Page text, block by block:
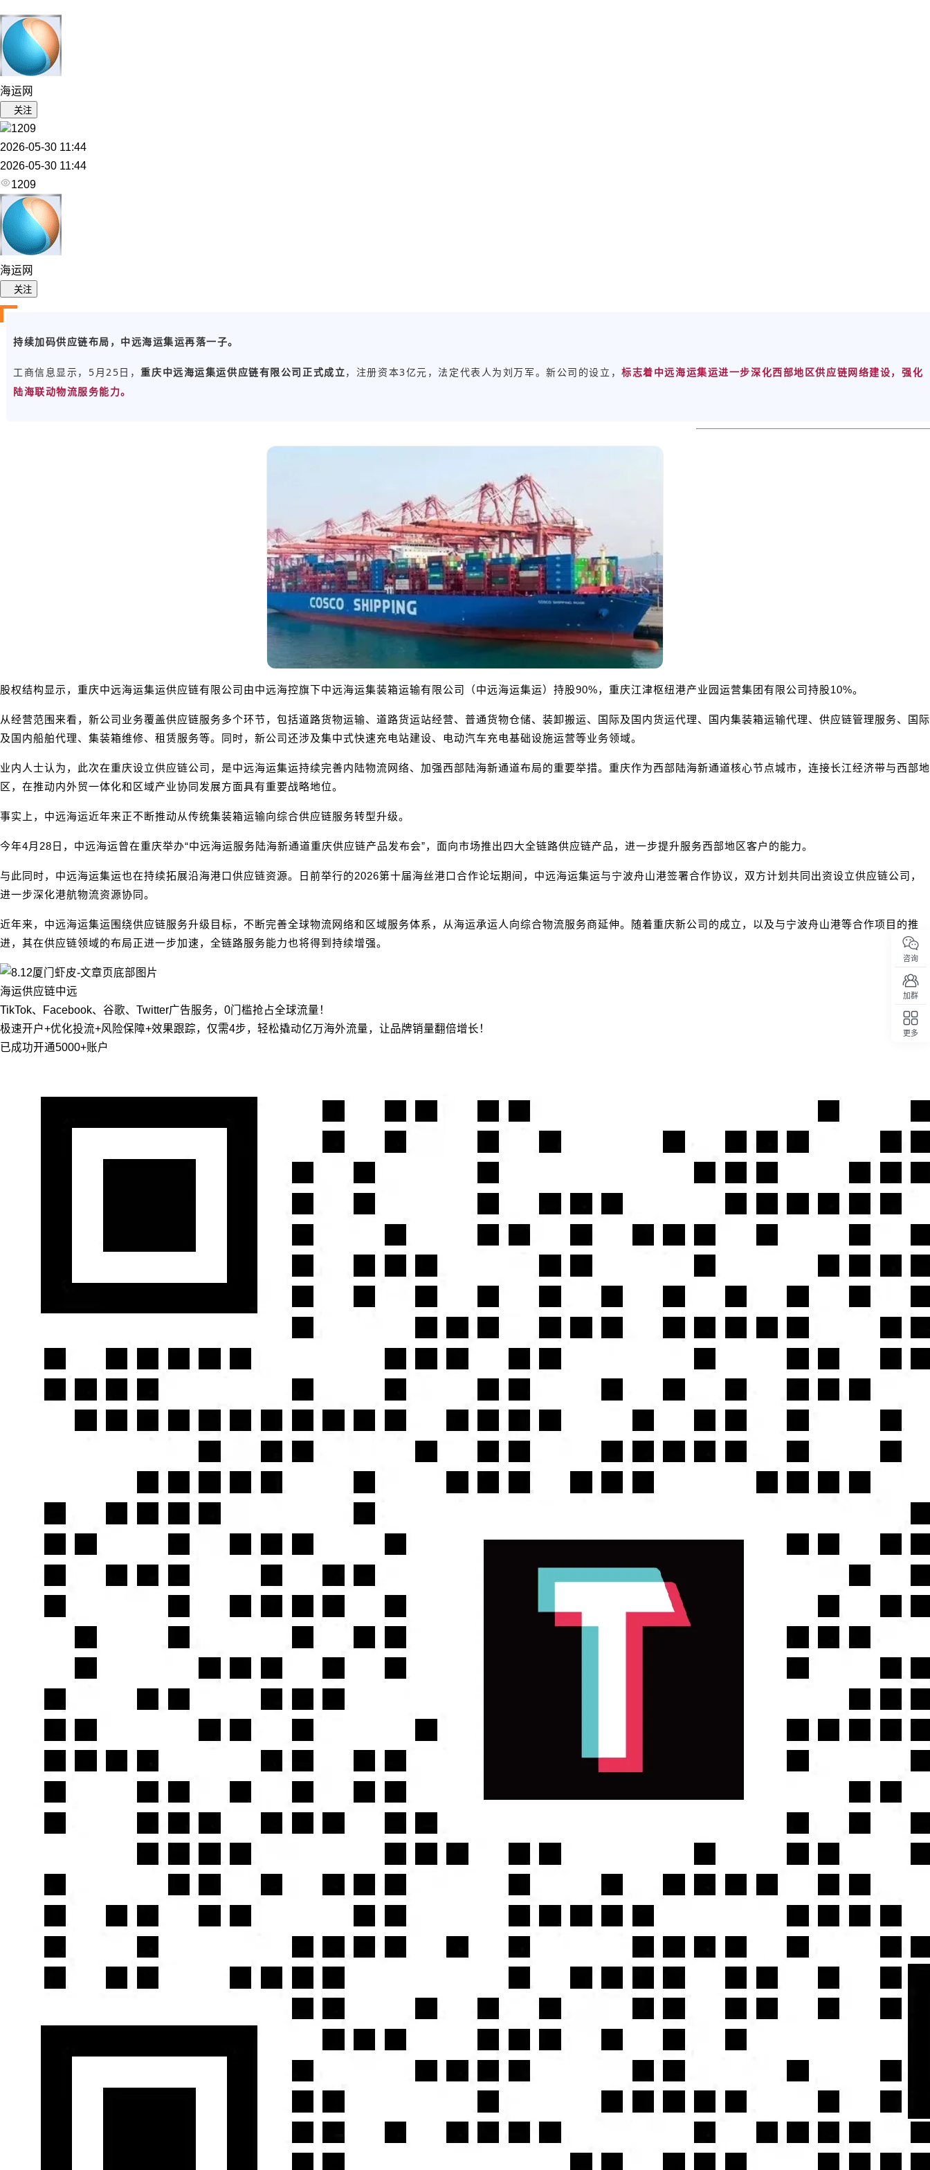
海运网
关注
1209
2026-05-30 11:44
2026-05-30 11:44
1209
海运网
关注
持续加码供应链布局，中远海运集运再落一子。
工商信息显示，5月25日，重庆中远海运集运供应链有限公司正式成立，注册资本3亿元，法定代表人为刘万军。新公司的设立，标志着中远海运集运进一步深化西部地区供应链网络建设，强化
陆海联动物流服务能力。
股权结构显示，重庆中远海运集运供应链有限公司由中远海控旗下中远海运集装箱运输有限公司（中远海运集运）持股90%，重庆江津枢纽港产业园运营集团有限公司持股10%。
从经营范围来看，新公司业务覆盖供应链服务多个环节，包括道路货物运输、道路货运站经营、普通货物仓储、装卸搬运、国际及国内货运代理、国内集装箱运输代理、供应链管理服务、国际
及国内船舶代理、集装箱维修、租赁服务等。同时，新公司还涉及集中式快速充电站建设、电动汽车充电基础设施运营等业务领域。
业内人士认为，此次在重庆设立供应链公司，是中远海运集运持续完善内陆物流网络、加强西部陆海新通道布局的重要举措。重庆作为西部陆海新通道核心节点城市，连接长江经济带与西部地
区，在推动内外贸一体化和区域产业协同发展方面具有重要战略地位。
事实上，中远海运近年来正不断推动从传统集装箱运输向综合供应链服务转型升级。
今年4月28日，中远海运曾在重庆举办“中远海运服务陆海新通道重庆供应链产品发布会”，面向市场推出四大全链路供应链产品，进一步提升服务西部地区客户的能力。
与此同时，中远海运集运也在持续拓展沿海港口供应链资源。日前举行的2026第十届海丝港口合作论坛期间，中远海运集运与宁波舟山港签署合作协议，双方计划共同出资设立供应链公司，
进一步深化港航物流资源协同。
近年来，中远海运集运围绕供应链服务升级目标，不断完善全球物流网络和区域服务体系，从海运承运人向综合物流服务商延伸。随着重庆新公司的成立，以及与宁波舟山港等合作项目的推
进，其在供应链领域的布局正进一步加速，全链路服务能力也将得到持续增强。
海运供应链中远
TikTok、Facebook、谷歌、Twitter广告服务，0门槛抢占全球流量！
极速开户+优化投流+风险保障+效果跟踪，仅需4步，轻松撬动亿万海外流量，让品牌销量翻倍增长！
已成功开通5000+账户
咨询
加群
更多